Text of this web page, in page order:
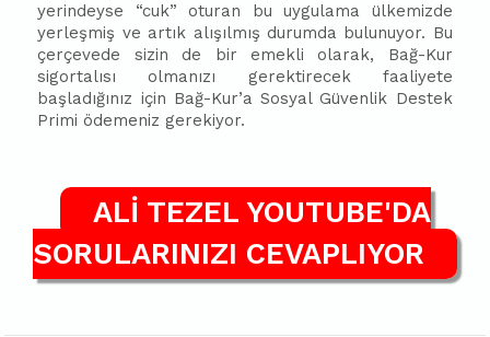
yerindeyse “cuk” oturan bu uygulama ülkemizde
yerleşmiş ve artık alışılmış durumda bulunuyor. Bu
çerçevede sizin de bir emekli olarak, Bağ-Kur
sigortalısı olmanızı gerektirecek faaliyete
başladığınız için Bağ-Kur’a Sosyal Güvenlik Destek
Primi ödemeniz gerekiyor.
ALİ TEZEL YOUTUBE'DA
SORULARINIZI CEVAPLIYOR